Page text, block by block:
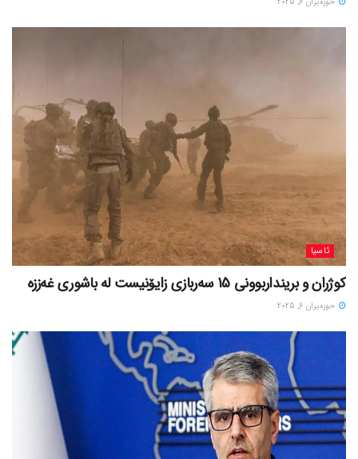
ئاسیا
کوژران و برینداربوونی 15 سەربازی زایۆنیست لە باشوری غەززە
حوزه‌یران 6, 2025